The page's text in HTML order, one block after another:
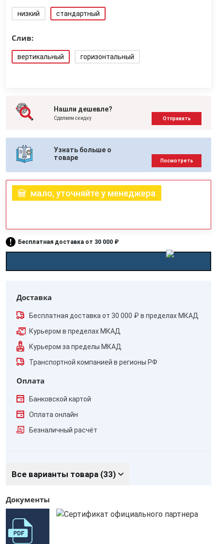
низкий стандартный
Слив:
вертикальный горизонтальный
Нашли дешевле?
Сделаем скидку Отправить
Узнать больше о
товаре
Посмотреть
мало, уточняйте у менеджера
Бесплатная доставка от 30 000 ₽
Доставка
Бесплатная доставка от 30 000 ₽ в пределах МКАД
Курьером в пределах МКАД
Курьером за пределы МКАД
Транспортной компанией в регионы РФ
Оплата
Банковской картой
Оплата онлайн
Безналичный расчёт
Все варианты товара (33)
Документы